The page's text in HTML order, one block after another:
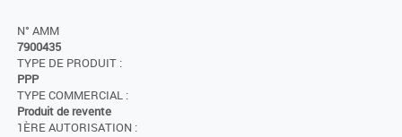
N° AMM
7900435
TYPE DE PRODUIT :
PPP
TYPE COMMERCIAL :
Produit de revente
1ÈRE AUTORISATION :